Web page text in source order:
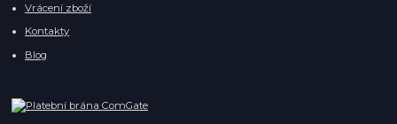
Vrácení zboží
Kontakty
Blog